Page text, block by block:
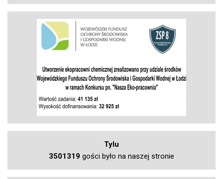
Tylu
3501319 gości było na naszej stronie